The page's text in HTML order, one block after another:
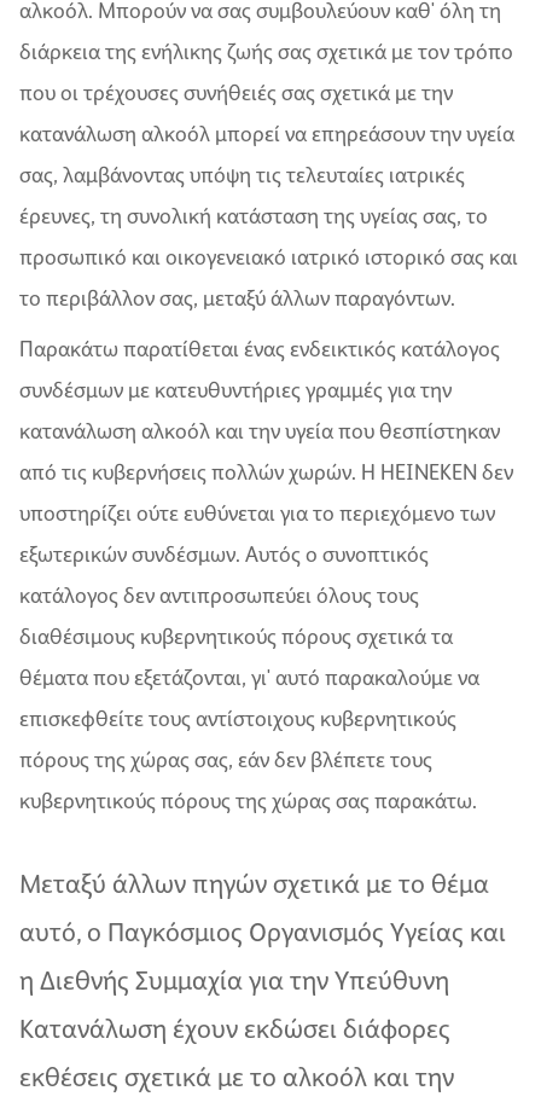
αλκοόλ. Μπορούν να σας συμβουλεύουν καθ' όλη τη
διάρκεια της ενήλικης ζωής σας σχετικά με τον τρόπο
που οι τρέχουσες συνήθειές σας σχετικά με την
κατανάλωση αλκοόλ μπορεί να επηρεάσουν την υγεία
σας, λαμβάνοντας υπόψη τις τελευταίες ιατρικές
έρευνες, τη συνολική κατάσταση της υγείας σας, το
προσωπικό και οικογενειακό ιατρικό ιστορικό σας και
το περιβάλλον σας, μεταξύ άλλων παραγόντων.
Παρακάτω παρατίθεται ένας ενδεικτικός κατάλογος
συνδέσμων με κατευθυντήριες γραμμές για την
κατανάλωση αλκοόλ και την υγεία που θεσπίστηκαν
από τις κυβερνήσεις πολλών χωρών. Η HEINEKEN δεν
υποστηρίζει ούτε ευθύνεται για το περιεχόμενο των
εξωτερικών συνδέσμων. Αυτός ο συνοπτικός
κατάλογος δεν αντιπροσωπεύει όλους τους
διαθέσιμους κυβερνητικούς πόρους σχετικά τα
θέματα που εξετάζονται, γι' αυτό παρακαλούμε να
επισκεφθείτε τους αντίστοιχους κυβερνητικούς
πόρους της χώρας σας, εάν δεν βλέπετε τους
κυβερνητικούς πόρους της χώρας σας παρακάτω.
Μεταξύ άλλων πηγών σχετικά με το θέμα
αυτό, ο Παγκόσμιος Οργανισμός Υγείας και
η Διεθνής Συμμαχία για την Υπεύθυνη
Κατανάλωση έχουν εκδώσει διάφορες
εκθέσεις σχετικά με το αλκοόλ και την